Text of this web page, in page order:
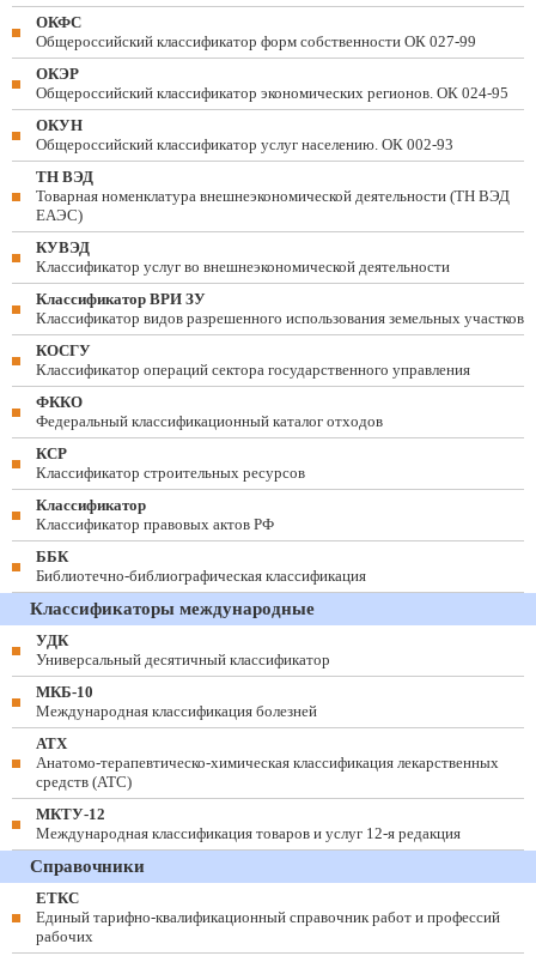
ОКФС
Общероссийский классификатор форм собственности ОК 027-99
ОКЭР
Общероссийский классификатор экономических регионов. ОК 024-95
ОКУН
Общероссийский классификатор услуг населению. ОК 002-93
ТН ВЭД
Товарная номенклатура внешнеэкономической деятельности (ТН ВЭД
ЕАЭС)
КУВЭД
Классификатор услуг во внешнеэкономической деятельности
Классификатор ВРИ ЗУ
Классификатор видов разрешенного использования земельных участков
КОСГУ
Классификатор операций сектора государственного управления
ФККО
Федеральный классификационный каталог отходов
КСР
Классификатор строительных ресурсов
Классификатор
Классификатор правовых актов РФ
ББК
Библиотечно-библиографическая классификация
Классификаторы международные
УДК
Универсальный десятичный классификатор
МКБ-10
Международная классификация болезней
АТХ
Анатомо-терапевтическо-химическая классификация лекарственных
средств (ATC)
МКТУ-12
Международная классификация товаров и услуг 12-я редакция
Справочники
ЕТКС
Единый тарифно-квалификационный справочник работ и профессий
рабочих